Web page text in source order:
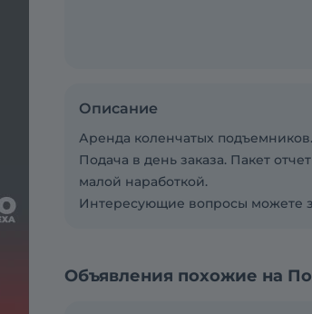
Описание
Аренда коленчатых
Подача в день заказа. Пакет
малой наработкой.
Интересующие вопросы можете
Объявления похожие на